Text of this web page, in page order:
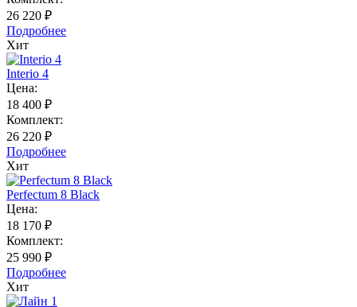
26 220 ₽
Подробнее
Хит
Interio 4
Цена:
18 400 ₽
Комплект:
26 220 ₽
Подробнее
Хит
Perfectum 8 Black
Цена:
18 170 ₽
Комплект:
25 990 ₽
Подробнее
Хит